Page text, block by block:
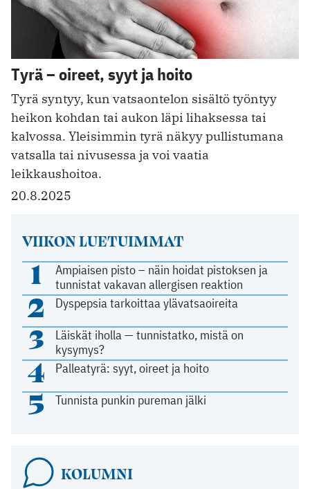
Tyrä – oireet, syyt ja hoito
Tyrä syntyy, kun vatsaontelon sisältö työntyy
heikon kohdan tai aukon läpi lihaksessa tai
kalvossa. Yleisimmin tyrä näkyy pullistumana
vatsalla tai nivusessa ja voi vaatia
leikkaushoitoa.
20.8.2025
VIIKON LUETUIMMAT
1
Ampiaisen pisto – näin hoidat pistoksen ja
tunnistat vakavan allergisen reaktion
2 Dyspepsia tarkoittaa ylävatsaoireita
3
Läiskät iholla — tunnistatko, mistä on
kysymys?
4 Palleatyrä: syyt, oireet ja hoito
5 Tunnista punkin pureman jälki
KOLUMNI